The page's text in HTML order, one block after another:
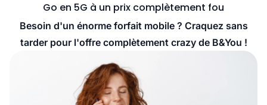
Go en 5G à un prix complètement fou
Besoin d'un énorme forfait mobile ? Craquez sans
tarder pour l'offre complètement crazy de B&You !